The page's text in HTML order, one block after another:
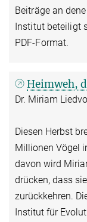
Beiträge an
Institut beteiligt
PDF-Format.
Heimweh,
Dr. Miriam
Diesen Herbst
Millionen Vögel
davon wird
drücken, dass
zurückkehren.
Institut für